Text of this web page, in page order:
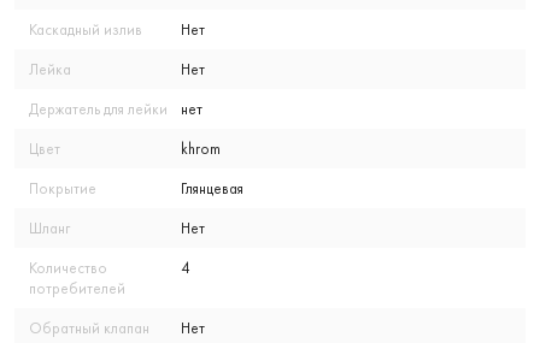
Каскадный излив Нет
Лейка Нет
Держатель для лейки нет
Цвет khrom
Покрытие Глянцевая
Шланг Нет
Количество
потребителей
4
Обратный клапан Нет